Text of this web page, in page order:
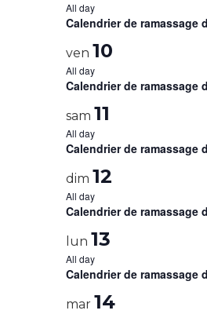
All day
Calendrier de ramassage
ven 10
All day
Calendrier de ramassage
sam 11
All day
Calendrier de ramassage
dim 12
All day
Calendrier de ramassage
lun 13
All day
Calendrier de ramassage
mar 14